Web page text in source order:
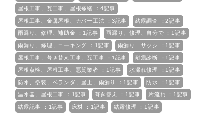
屋根工事、瓦工事、屋根修繕 ：4記事
屋根工事、金属屋根、カバー工法 ：3記事 結露調査 ：2記事
雨漏り、修理、補助金 ：1記事 雨漏り、修理、自分で ：1記事
雨漏り、修理、コーキング ：1記事 雨漏り，サッシ ：1記事
屋根工事、葺き替え工事、瓦工事 ：1記事 耐震診断 ：1記事
屋根点検、屋根工事、悪質業者 ：1記事 水漏れ修理 ：1記事
防水、塗装、ベランダ、屋上、雨漏り ：1記事 防水 ：1記事
温水器、屋根工事 ：1記事 葺き替え ：1記事 片流れ ：1記事
結露記事 ：1記事 床材 ：1記事 結露修理 ：1記事